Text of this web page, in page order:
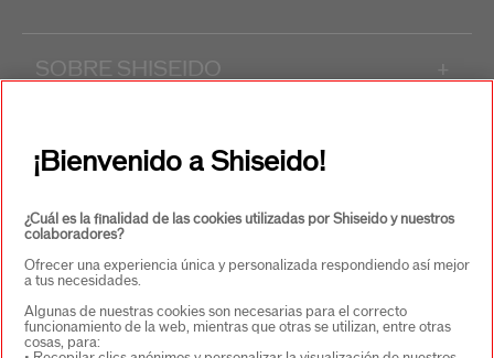
SOBRE SHISEIDO +
CONTACTO +
¡Bienvenido a Shiseido!
¿Cuál es la finalidad de las cookies utilizadas por Shiseido y nuestros
colaboradores?
Ofrecer una experiencia única y personalizada respondiendo así mejor
a tus necesidades.
Algunas de nuestras cookies son necesarias para el correcto
funcionamiento de la web, mientras que otras se utilizan, entre otras
cosas, para: